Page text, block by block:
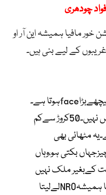
چودھری
مافیا ہمیشہ این آر او
کے لیے بنی ہیں۔
پاکستان میں ہر کیس کے پیچھےبڑاfaceہوتا ہے۔
لوگfaceدیکھتے ہیں،کیس نہیں۔50کروڑ سےکم
مٹھائی بھی
بکتی ہو،وہاں
کےبغیر ملک نہیں
چل سکتا۔کمیشن خورمافیا ہمیشہNROلےلیتا